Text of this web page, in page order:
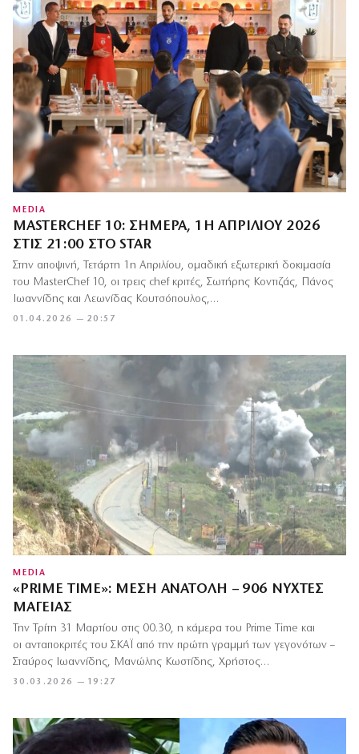
MEDIA
MASTERCHEF 10: ΣΉΜΕΡΑ, 1Η ΑΠΡΙΛΊΟΥ 2026
ΣΤΙΣ 21:00 ΣΤΟ STAR
01.04.2026 — 20:57
Στην αποψινή, Τετάρτη 1η Απριλίου, ομαδική εξωτερική δοκιμασία
του MasterChef 10, οι τρεις chef κριτές, Σωτήρης Κοντιζάς, Πάνος
Ιωαννίδης και Λεωνίδας Κουτσόπουλος,…
MEDIA
«PRIME TIME»: ΜΈΣΗ ΑΝΑΤΟΛΉ – 906 ΝΎΧΤΕΣ
ΜΑΓΕΊΑΣ
30.03.2026 — 19:27
Την Τρίτη 31 Μαρτίου στις 00.30, η κάμερα του Prime Time και
οι ανταποκριτές του ΣΚΑΪ από την πρώτη γραμμή των γεγονότων –
Σταύρος Ιωαννίδης, Μανώλης Κωστίδης, Χρήστος…